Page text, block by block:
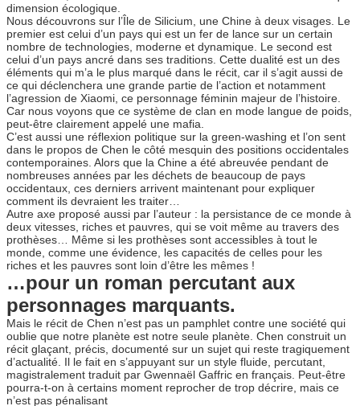
dimension écologique.
Nous découvrons sur l’Île de Silicium, une Chine à deux visages. Le
premier est celui d’un pays qui est un fer de lance sur un certain
nombre de technologies, moderne et dynamique. Le second est
celui d’un pays ancré dans ses traditions. Cette dualité est un des
éléments qui m’a le plus marqué dans le récit, car il s’agit aussi de
ce qui déclenchera une grande partie de l’action et notamment
l’agression de Xiaomi, ce personnage féminin majeur de l’histoire.
Car nous voyons que ce système de clan en mode langue de poids,
peut-être clairement appelé une mafia.
C’est aussi une réflexion politique sur la green-washing et l’on sent
dans le propos de Chen le côté mesquin des positions occidentales
contemporaines. Alors que la Chine a été abreuvée pendant de
nombreuses années par les déchets de beaucoup de pays
occidentaux, ces derniers arrivent maintenant pour expliquer
comment ils devraient les traiter…
Autre axe proposé aussi par l’auteur : la persistance de ce monde à
deux vitesses, riches et pauvres, qui se voit même au travers des
prothèses… Même si les prothèses sont accessibles à tout le
monde, comme une évidence, les capacités de celles pour les
riches et les pauvres sont loin d’être les mêmes !
…pour un roman percutant aux
personnages marquants.
Mais le récit de Chen n’est pas un pamphlet contre une société qui
oublie que notre planète est notre seule planète. Chen construit un
récit glaçant, précis, documenté sur un sujet qui reste tragiquement
d’actualité. Il le fait en s’appuyant sur un style fluide, percutant,
magistralement traduit par Gwennaël Gaffric en français. Peut-être
pourra-t-on à certains moment reprocher de trop décrire, mais ce
n’est pas pénalisant